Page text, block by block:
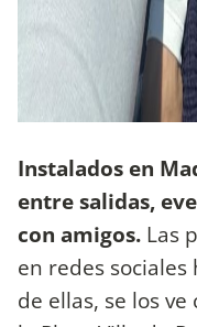
Instalados en
entre salidas,
con amigos. Las
en redes sociales
de ellas, se los